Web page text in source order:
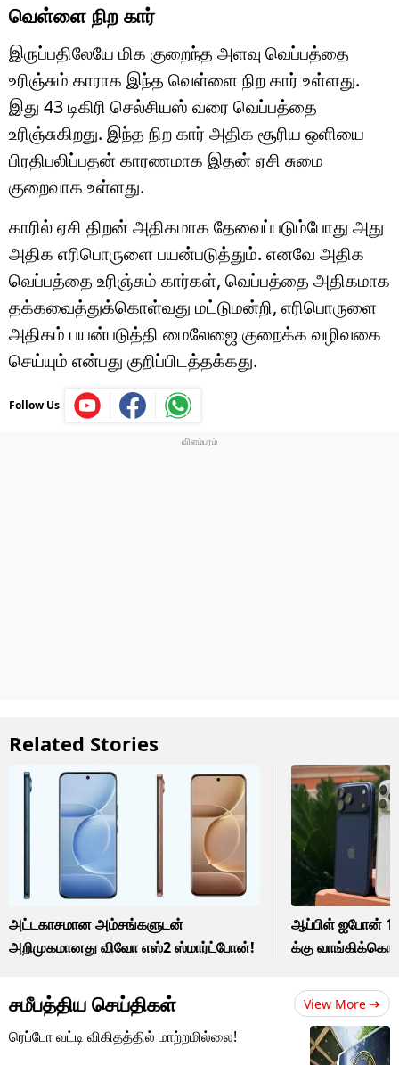
வெள்ளை நிற கார்
இருப்பதிலேயே மிக குறைந்த அளவு வெப்பத்தை
உரிஞ்சும் காராக இந்த வெள்ளை நிற கார் உள்ளது.
இது 43 டிகிரி செல்சியஸ் வரை வெப்பத்தை
உரிஞ்சுகிறது. இந்த நிற கார் அதிக சூரிய ஒளியை
பிரதிபலிப்பதன் காரணமாக இதன் ஏசி சுமை
குறைவாக உள்ளது.
காரில் ஏசி திறன் அதிகமாக தேவைப்படும்போது அது
அதிக எரிபொருளை பயன்படுத்தும். எனவே அதிக
வெப்பத்தை உரிஞ்சும் கார்கள், வெப்பத்தை அதிகமாக
தக்கவைத்துக்கொள்வது மட்டுமன்றி, எரிபொருளை
அதிகம் பயன்படுத்தி மைலேஜை குறைக்க வழிவகை
செய்யும் என்பது குறிப்பிடத்தக்கது.
Follow Us
Related Stories
அட்டகாசமான அம்சங்களுடன்
அறிமுகமானது விவோ எஸ்2 ஸ்மார்ட்போன்!
ஆப்பிள் ஐபோன்
க்கு
சமீபத்திய செய்திகள் View More
ரெப்போ வட்டி விகிதத்தில் மாற்றமில்லை!